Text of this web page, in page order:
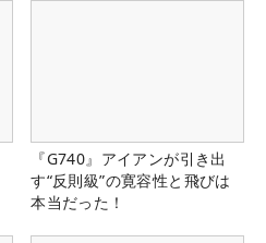
『G740』アイアンが引き出
す“反則級”の寛容性と飛びは
本当だった！